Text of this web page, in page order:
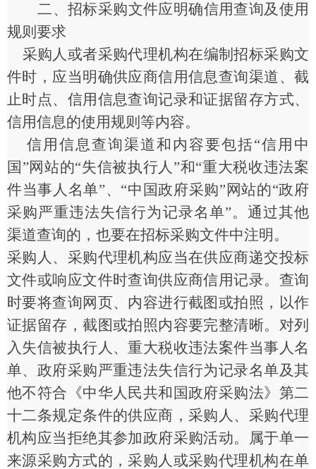
二、招标采购文件应明确信用查询及使用
规则要求
采购人或者采购代理机构在编制招标采购文
件时，应当明确供应商信用信息查询渠道、截
止时点、信用信息查询记录和证据留存方式、
信用信息的使用规则等内容。
信用信息查询渠道和内容要包括“信用中
国”网站的“失信被执行人”和“重大税收违法案
件当事人名单”、“中国政府采购”网站的“政府
采购严重违法失信行为记录名单”。通过其他
渠道查询的，也要在招标采购文件中注明。
采购人、采购代理机构应当在供应商递交投标
文件或响应文件时查询供应商信用记录。查询
时要将查询网页、内容进行截图或拍照，以作
证据留存，截图或拍照内容要完整清晰。对列
入失信被执行人、重大税收违法案件当事人名
单、政府采购严重违法失信行为记录名单及其
他不符合《中华人民共和国政府采购法》第二
十二条规定条件的供应商，采购人、采购代理
机构应当拒绝其参加政府采购活动。属于单一
来源采购方式的，采购人或采购代理机构在单